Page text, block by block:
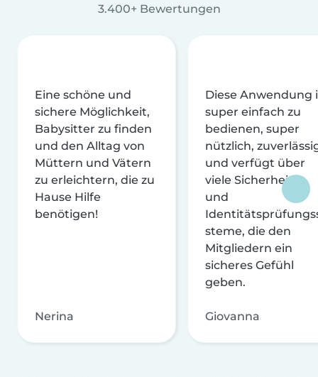
3.400+ Bewertungen
Eine schöne und
sichere Möglichkeit,
Babysitter zu finden
und den Alltag von
Müttern und Vätern
zu erleichtern, die zu
Hause Hilfe
benötigen!
Nerina
Diese Anwendung
super einfach zu
bedienen, super
nützlich,
und verfügt über
viele Sicherheits-
und
steme, die den
Mitgliedern ein
sicheres Gefühl
geben.
Giovanna